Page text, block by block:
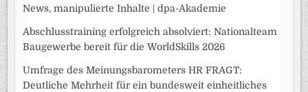
News, manipulierte Inhalte | dpa-Akademie
Abschlusstraining erfolgreich absolviert: Nationalteam
Baugewerbe bereit für die WorldSkills 2026
Umfrage des Meinungsbarometers HR FRAGT:
Deutliche Mehrheit für ein bundesweit einheitliches